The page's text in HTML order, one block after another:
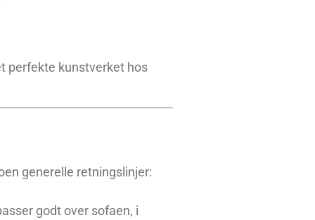
perfekte kunstverket hos
generelle retningslinjer:
godt over sofaen, i